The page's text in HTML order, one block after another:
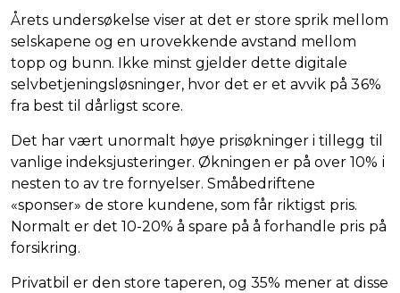
Årets undersøkelse viser at det er store sprik mellom
selskapene og en urovekkende avstand mellom
topp og bunn. Ikke minst gjelder dette digitale
selvbetjeningsløsninger, hvor det er et avvik på 36%
fra best til dårligst score.
Det har vært unormalt høye prisøkninger i tillegg til
vanlige indeksjusteringer. Økningen er på over 10% i
nesten to av tre fornyelser. Småbedriftene
«sponser» de store kundene, som får riktigst pris.
Normalt er det 10-20% å spare på å forhandle pris på
forsikring.
Privatbil er den store taperen, og 35% mener at disse